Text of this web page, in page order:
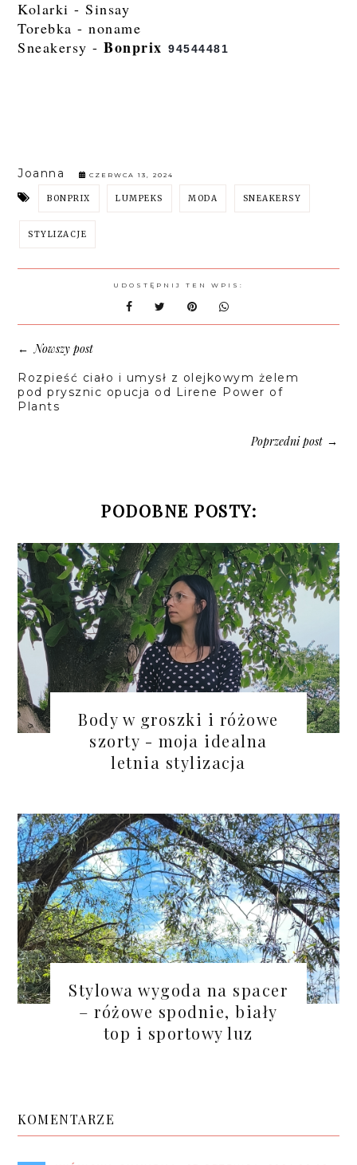
Kolarki - Sinsay
Torebka - noname
Sneakersy -Bonprix94544481
Joanna CZERWCA 13, 2024
BONPRIX LUMPEKS MODA SNEAKERSY
STYLIZACJE
UDOSTĘPNIJ TEN WPIS:
←Nowszy post
Rozpieść ciało i umysł z olejkowym żelem
pod prysznic opucja od Lirene Power of
Plants
Poprzedni post→
PODOBNE POSTY:
Body w groszki i różowe
szorty - moja idealna
letnia stylizacja
Stylowa wygoda na spacer
– różowe spodnie, biały
top i sportowy luz
KOMENTARZE